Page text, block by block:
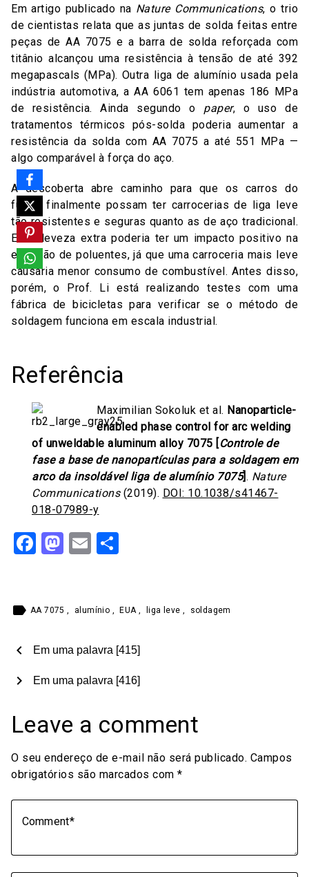
Em artigo publicado na Nature Communications, o trio
de cientistas relata que as juntas de solda feitas entre
peças de AA 7075 e a barra de solda reforçada com
titânio alcançou uma resistência à tensão de até 392
megapascals (MPa). Outra liga de alumínio usada pela
indústria automotiva, a AA 6061 tem apenas 186 MPa
de resistência. Ainda segundo o paper, o uso de
tratamentos térmicos pós-solda poderia aumentar a
resistência da solda com AA 7075 a até 551 MPa —
algo comparável à força do aço.
A descoberta abre caminho para que os carros do
futuro finalmente possam ter carrocerias de liga leve
tão resistentes e seguras quanto as de aço tradicional.
Essa leveza extra poderia ter um impacto positivo na
emissão de poluentes, já que uma carroceria mais leve
causaria menor consumo de combustível. Antes disso,
porém, o Prof. Li está realizando testes com uma
fábrica de bicicletas para verificar se o método de
soldagem funciona em escala industrial.
Referência
Maximilian Sokoluk et al. Nanoparticle-
enabled phase control for arc welding
of unweldable aluminum alloy 7075 [
Controle de
fase a base de nanopartículas para a soldagem em
arco da insoldável liga de alumínio 7075]. Nature
Communications(2019). DOI: 10.1038/s41467-
018-07989-y
Facebook
Mastodon
Email
label AA 7075, alumínio , EUA, liga leve , soldagem
chevron_left Em uma palavra [415]
Em uma palavra [416]
chevron_right
Leave a comment
O seu endereço de e-mail não será publicado. Campos
obrigatórios são marcados com *
Comment